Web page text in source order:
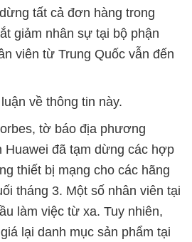
tất cả đơn hàng trong
giảm nhân sự tại bộ phận
viên từ Trung Quốc vẫn đến
về thông tin này.
tờ báo địa phương
Huawei đã tạm dừng các hợp
thiết bị mạng cho các hãng
tháng 3. Một số nhân viên tại
làm việc từ xa. Tuy nhiên,
lại danh mục sản phẩm tại